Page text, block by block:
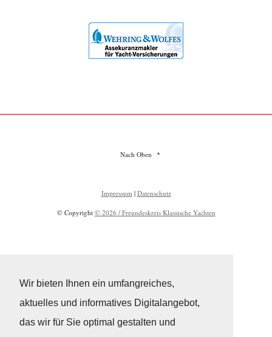
Wir bieten Ihnen ein umfangreiches,
aktuelles und informatives Digitalangebot,
das wir für Sie optimal gestalten und
Nach Oben
Impressum | Datenschutz
© Copyright © 2026 / Freundeskreis Klassische Yachten